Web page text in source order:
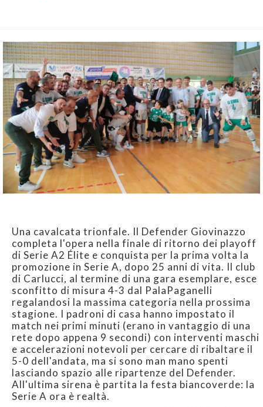
Una cavalcata trionfale. Il Defender Giovinazzo
completa l'opera nella finale di ritorno dei playoff
di Serie A2 Élite e conquista per la prima volta la
promozione in Serie A, dopo 25 anni di vita. Il club
di Carlucci, al termine di una gara esemplare, esce
sconfitto di misura 4-3 dal PalaPaganelli
regalandosi la massima categoria nella prossima
stagione. I padroni di casa hanno impostato il
match nei primi minuti (erano in vantaggio di una
rete dopo appena 9 secondi) con interventi maschi
e accelerazioni notevoli per cercare di ribaltare il
5-0 dell'andata, ma si sono man mano spenti
lasciando spazio alle ripartenze del Defender.
All'ultima sirena è partita la festa biancoverde: la
Serie A ora è realtà.